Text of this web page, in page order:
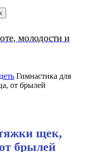
молодости и
Гимнастика для
от брылей
щек,
брылей